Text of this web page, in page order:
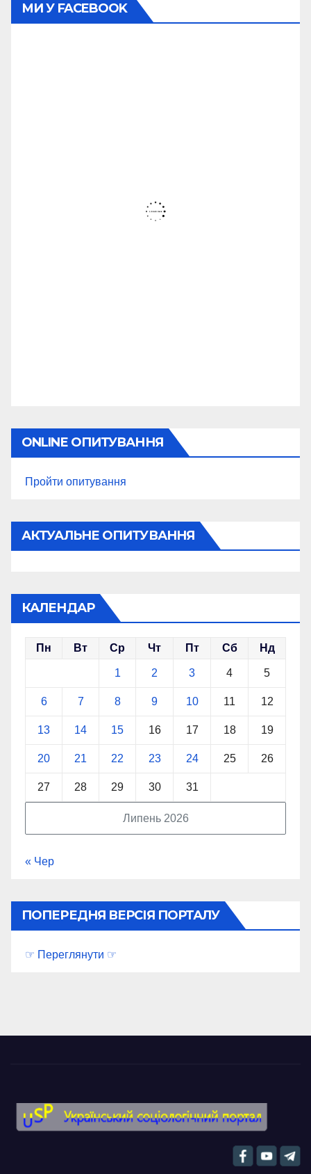
МИ У FACEBOOK
ONLINE ОПИТУВАННЯ
Пройти опитування
АКТУАЛЬНЕ ОПИТУВАННЯ
КАЛЕНДАР
Липень 2026
Пн Вт Ср Чт Пт Сб Нд
1 2 3 4 5
6 7 8 9 10 11 12
13 14 15 16 17 18 19
20 21 22 23 24 25 26
27 28 29 30 31
« Чер
ПОПЕРЕДНЯ ВЕРСІЯ ПОРТАЛУ
☞ Переглянути ☞